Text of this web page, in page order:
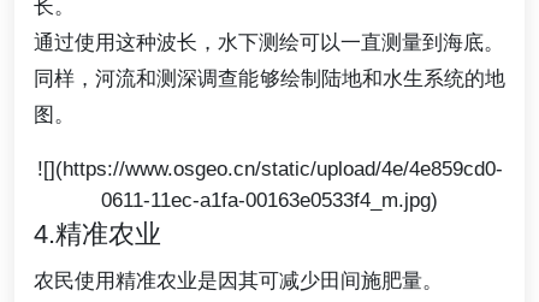
长。
通过使用这种波长，水下测绘可以一直测量到海底。
同样，河流和测深调查能够绘制陆地和水生系统的地
图。
![](https://www.osgeo.cn/static/upload/4e/4e859cd0-
0611-11ec-a1fa-00163e0533f4_m.jpg)
4.精准农业
农民使用精准农业是因其可减少田间施肥量。